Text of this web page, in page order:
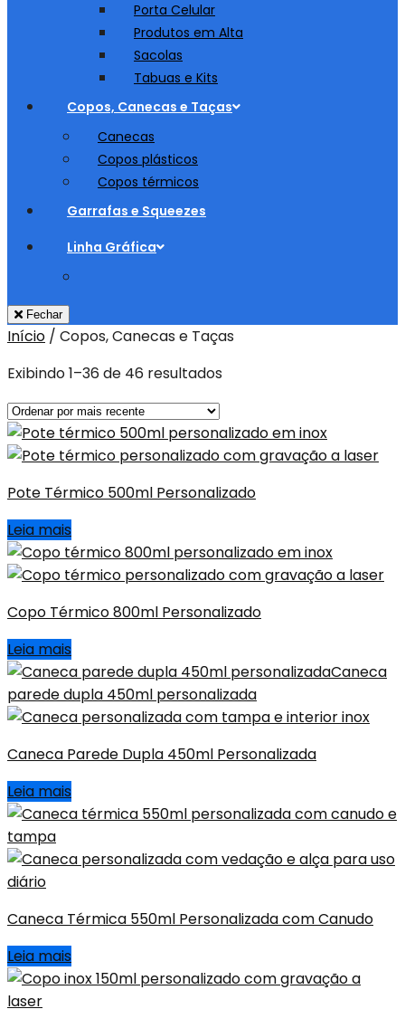
Porta Celular
Produtos em Alta
Sacolas
Tabuas e Kits
Copos, Canecas e Taças
Canecas
Copos plásticos
Copos térmicos
Garrafas e Squeezes
Linha Gráfica
Fechar
Início / Copos, Canecas e Taças
Exibindo 1–36 de 46 resultados
Pote Térmico 500ml Personalizado
Leia mais
Copo Térmico 800ml Personalizado
Leia mais
Caneca Parede Dupla 450ml Personalizada
Leia mais
Caneca Térmica 550ml Personalizada com Canudo
Leia mais